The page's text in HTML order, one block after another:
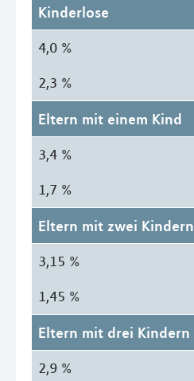
Kinderlose
4,0 %
2,3 %
Eltern mit einem Kind
3,4 %
1,7 %
Eltern mit zwei Kindern
3,15 %
1,45 %
Eltern mit drei Kindern
2,9 %